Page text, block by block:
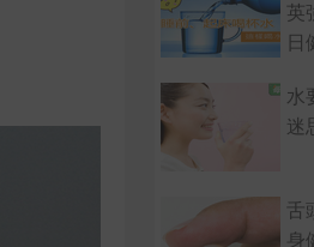
英
日
水
迷
舌
身